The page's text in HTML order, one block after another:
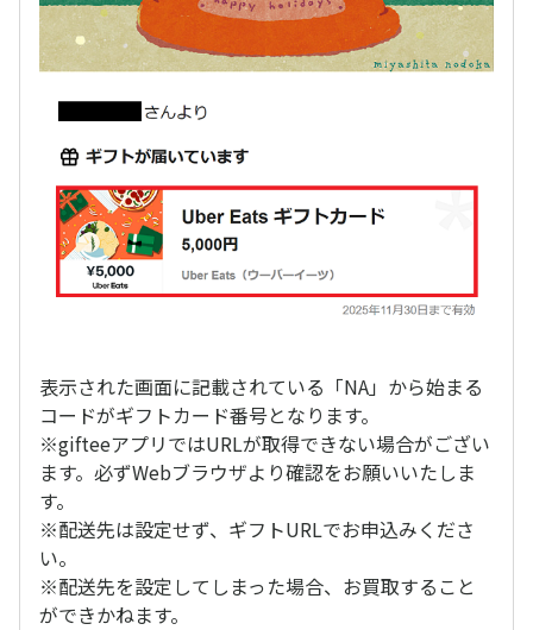
表示された画面に記載されている「NA」から始まる
コードがギフトカード番号となります。
※gifteeアプリではURLが取得できない場合がござい
ます。必ずWebブラウザより確認をお願いいたしま
す。
※配送先は設定せず、ギフトURLでお申込みくださ
い。
※配送先を設定してしまった場合、お買取すること
ができかねます。